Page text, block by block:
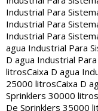
Industrial Para
Industrial Para
Industrial Para
agua Industrial Para
D agua Industrial
litrosCaixa D agua
25000 litrosCaixa D
Sprinklers 30000 litros
De Sprinklers 35000